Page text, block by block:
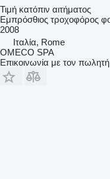
Τιμή κατόπιν αιτήματος
Εμπρόσθιος τροχοφόρος
2008
Ιταλία, Rome
OMECO SPA
Επικοινωνία με τον πωλητή